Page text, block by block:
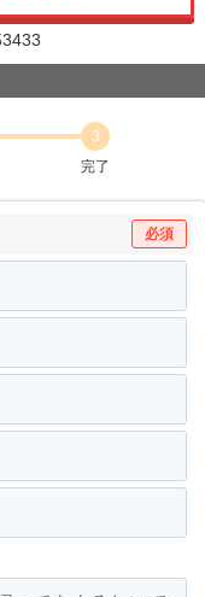
3
完了
必須